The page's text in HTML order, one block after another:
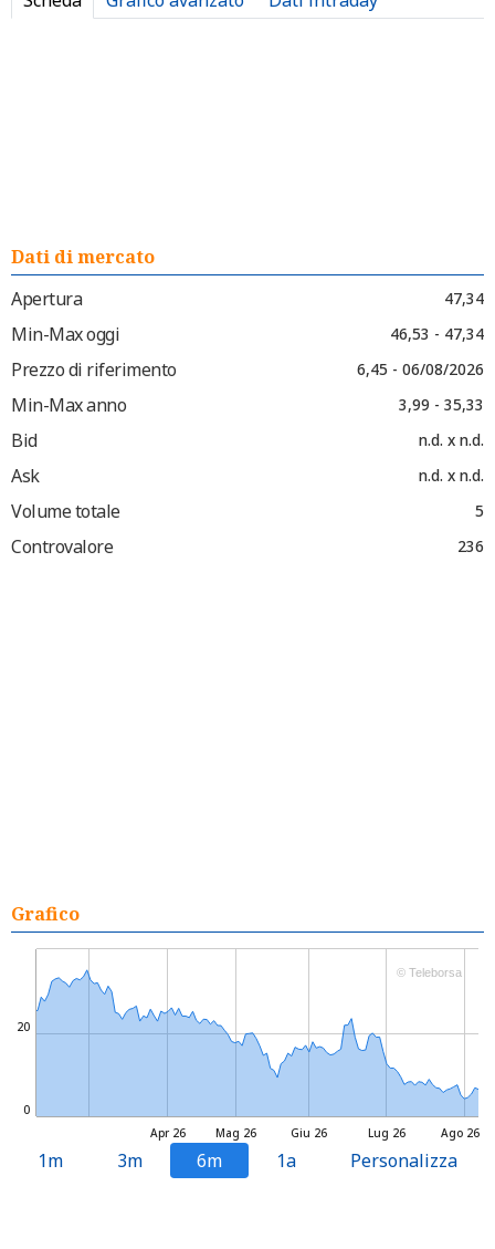
Dati di mercato
Apertura
47,34
Min-Max oggi 46,53 - 47,34
Prezzo di riferimento 6,45 - 06/08/2026
Min-Max anno 3,99 - 35,33
Bid n.d. x n.d.
Ask n.d. x n.d.
Volume totale 5
Controvalore 236
Grafico
Mag 26 Lug 26
Apr 26 Giu 26 Ago 26
0
20
© Teleborsa
1m 3m 6m 1a Personalizza